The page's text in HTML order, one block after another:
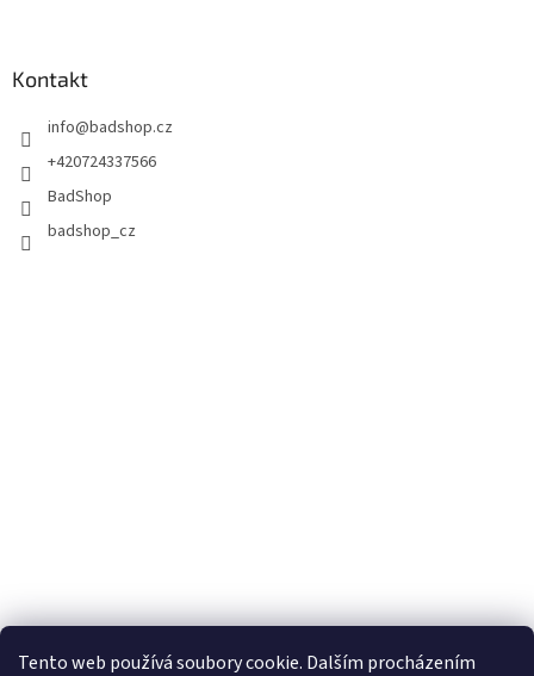
Tento web používá soubory cookie. Dalším procházením
Kontakt
info@badshop.cz
+420724337566
BadShop
badshop_cz